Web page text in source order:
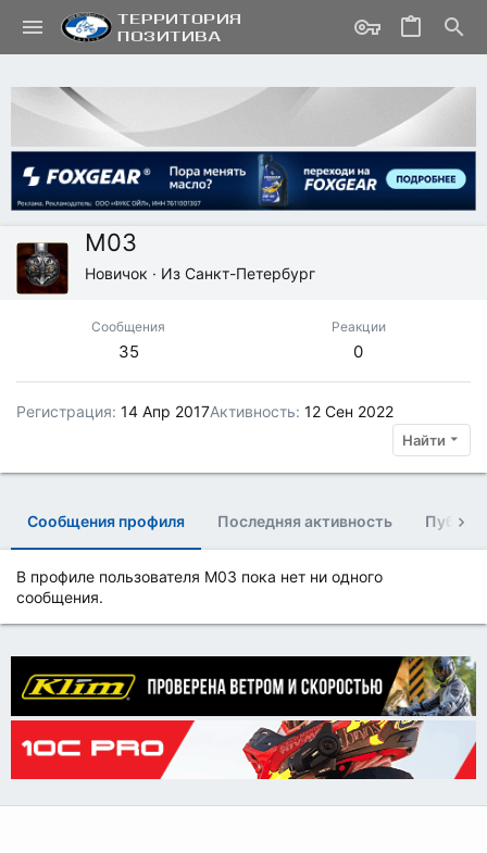
M03
Новичок · Из Санкт-Петербург
Сообщения
35
Реакции
0
Регистрация 14 Апр 2017Активность 12 Сен 2022
Найти
Сообщения профиля Последняя активность
В профиле пользователя M03 пока нет ни одного
сообщения.